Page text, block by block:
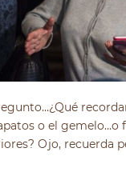
o el gemelo…o
Ojo, recuerda